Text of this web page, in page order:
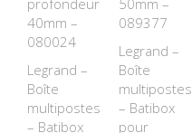
profondeur
40mm –
080024
Legrand –
Boîte
multipostes
– Batibox
50mm –
089377
Legrand –
Boîte
multipostes
– Batibox
pour